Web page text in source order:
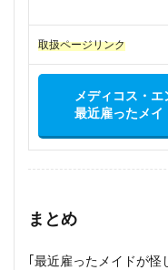
取扱ページリンク
メディコス・
最近雇ったメイ
まとめ
｢最近雇ったメイドが